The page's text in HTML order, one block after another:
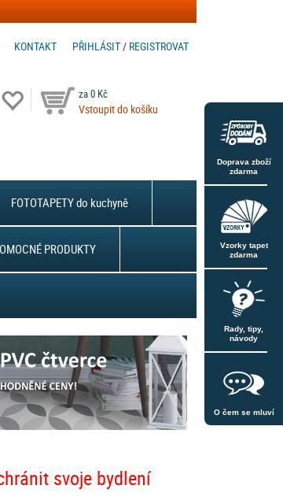
PŘIHLÁSIT/ REGISTROVAT
KONTAKT
za 0 Kč
Vstoupit do košíku
FOTOTAPETY do kuchyně
PRODUKTY
Doprava zboží
zdarma
Vzorky tapet
zdarma
Rady, tipy,
návody
O čem se mluví
svoje bydlení